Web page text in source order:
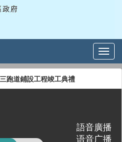
跑道鋪設工程竣工典禮